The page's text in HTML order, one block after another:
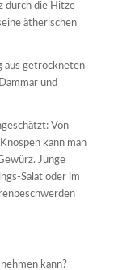
durch die Hitze
ätherischen
aus getrockneten
und
Von
kann man
Junge
Salat oder im
kann?